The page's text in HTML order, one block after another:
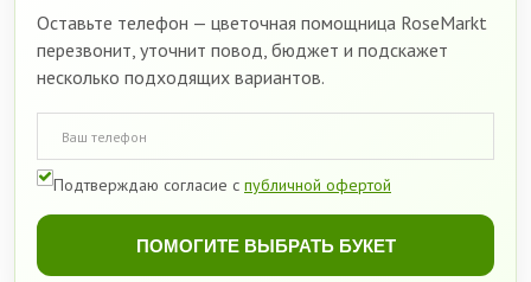
Оставьте телефон — цветочная помощница RoseMarkt
перезвонит, уточнит повод, бюджет и подскажет
несколько подходящих вариантов.
Подтверждаю согласие с публичной офертой
ПОМОГИТЕ ВЫБРАТЬ БУКЕТ